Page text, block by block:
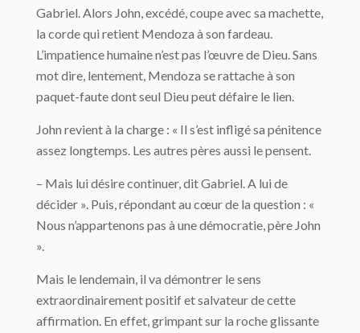
Gabriel. Alors John, excédé, coupe avec sa machette,
la corde qui retient Mendoza à son fardeau.
L’impatience humaine n’est pas l’œuvre de Dieu. Sans
mot dire, lentement, Mendoza se rattache à son
paquet-faute dont seul Dieu peut défaire le lien.
John revient à la charge : « Il s’est infligé sa pénitence
assez longtemps. Les autres pères aussi le pensent.
– Mais lui désire continuer, dit Gabriel. A lui de
décider ». Puis, répondant au cœur de la question : «
Nous n’appartenons pas à une démocratie, père John
».
Mais le lendemain, il va démontrer le sens
extraordinairement positif et salvateur de cette
affirmation. En effet, grimpant sur la roche glissante